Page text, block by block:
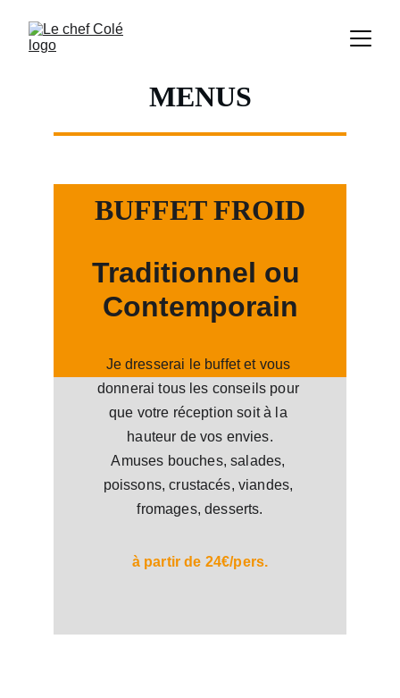
BUFFET FROID
Traditionnel ou
Contemporain
Je dresserai le buffet et vous
donnerai tous les conseils pour
que votre réception soit à la
hauteur de vos envies.
Amuses bouches, salades,
poissons, crustacés, viandes,
fromages, desserts.
à partir de 24€/pers.
MENUS